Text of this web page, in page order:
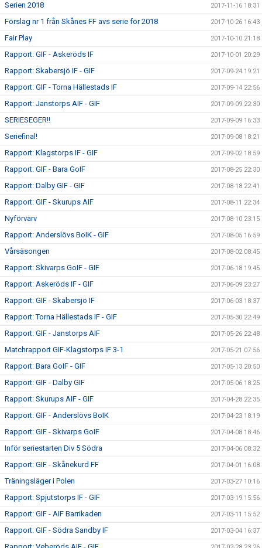
Serien 2018 2017-11-16 18:31
Förslag nr 1 från Skånes FF avs serie för 2018 2017-10-26 16:43
Fair Play 2017-10-10 21:18
Rapport: GIF - Askeröds IF 2017-10-01 20:29
Rapport: Skabersjö IF - GIF 2017-09-24 19:21
Rapport: GIF - Torna Hällestads IF 2017-09-14 22:56
Rapport: Janstorps AIF - GIF 2017-09-09 22:30
SERIESEGER!! 2017-09-09 16:33
Seriefinal! 2017-09-08 18:21
Rapport: Klagstorps IF - GIF 2017-09-02 18:59
Rapport: GIF - Bara GoIF 2017-08-25 22:30
Rapport: Dalby GIF - GIF 2017-08-18 22:41
Rapport: GIF - Skurups AIF 2017-08-11 22:34
Nyförvärv 2017-08-10 23:15
Rapport: Anderslövs BoIK - GIF 2017-08-05 16:59
Vårsäsongen 2017-08-02 08:45
Rapport: Skivarps GoIF - GIF 2017-06-18 19:45
Rapport: Askeröds IF - GIF 2017-06-09 23:27
Rapport: GIF - Skabersjö IF 2017-06-03 18:37
Rapport: Torna Hällestads IF - GIF 2017-05-30 22:49
Rapport: GIF - Janstorps AIF 2017-05-26 22:48
Matchrapport GIF-Klagstorps IF 3-1 2017-05-21 07:56
Rapport: Bara GoIF - GIF 2017-05-13 20:50
Rapport: GIF - Dalby GIF 2017-05-06 18:25
Rapport: Skurups AIF - GIF 2017-04-28 22:35
Rapport: GIF - Anderslövs BoIK 2017-04-23 18:19
Rapport: GIF - Skivarps GoIF 2017-04-08 18:46
Inför seriestarten Div 5 Södra 2017-04-06 08:32
Rapport: GIF - Skånekurd FF 2017-04-01 16:08
Träningsläger i Polen 2017-03-27 10:16
Rapport: Spjutstorps IF - GIF 2017-03-19 15:56
Rapport: GIF - AIF Barrikaden 2017-03-11 15:52
Rapport: GIF - Södra Sandby IF 2017-03-04 16:37